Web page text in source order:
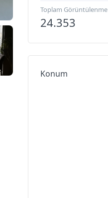
Toplam Görüntülenme
24.353
Konum